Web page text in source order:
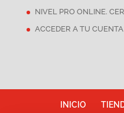
NIVEL PRO ONLINE.
ACCEDER A TU
INICIO